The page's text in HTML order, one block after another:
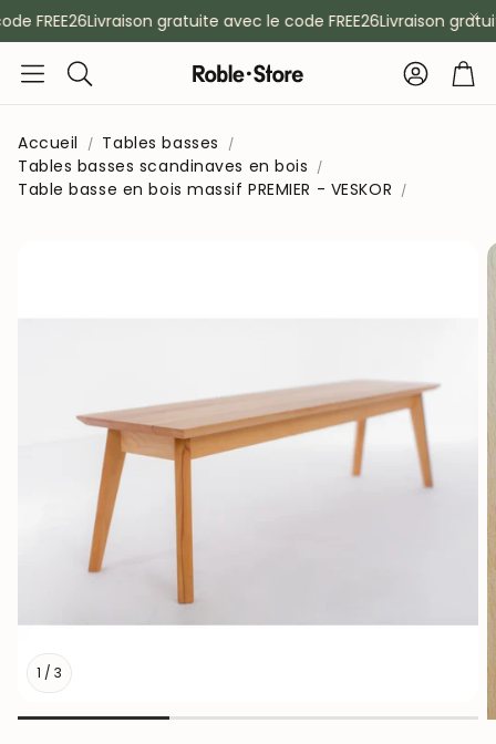
FREE26Livraison gratuite avec le code FREE26Livraison
Rechercher
Compte
Accueil
Tables basses
Tables basses scandinaves en bois
Table basse en bois massif PREMIER - VESKOR
1 / 3